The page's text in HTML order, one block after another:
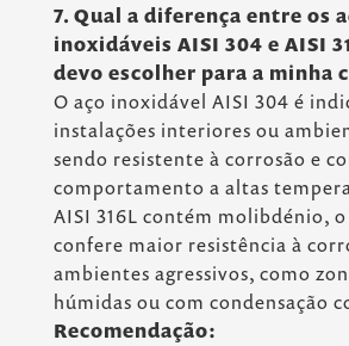
7. Qual a diferença entre os
inoxidáveis AISI 304 e AISI
devo escolher para a minha
O aço inoxidável AISI 304 é
instalações interiores ou
sendo resistente à corrosão e
comportamento a altas
AISI 316L contém molibdénio,
confere maior resistência à
ambientes agressivos, como
húmidas ou com condensação
Recomendação: